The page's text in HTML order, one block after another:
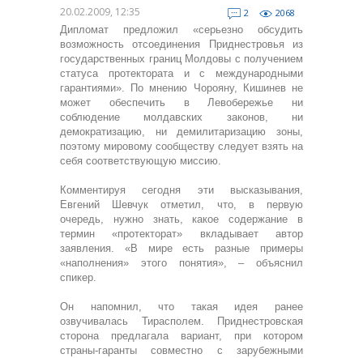
20.02.2009, 12:35 2
2068
Дипломат предложил «серьезно обсудить
возможность отсоединения Приднестровья из
государственных границ Молдовы с получением
статуса протектората и с международными
гарантиями». По мнению Чорояну, Кишинев не
может обеспечить в Левобережье ни
соблюдение молдавских законов, ни
демократизацию, ни демилитаризацию зоны,
поэтому мировому сообществу следует взять на
себя соответствующую миссию.
Комментируя сегодня эти высказывания,
Евгений Шевчук отметил, что, в первую
очередь, нужно знать, какое содержание в
термин «протекторат» вкладывает автор
заявления. «В мире есть разные примеры
«наполнения» этого понятия», – объяснил
спикер.
Он напомнил, что такая идея ранее
озвучивалась Тирасполем. Приднестровская
сторона предлагала вариант, при котором
страны-гаранты совместно с зарубежными